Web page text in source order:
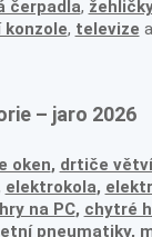
čerpadla,
konzole, televize a
– jaro 2026
oken, drtiče větví
elektrokola,
hry na PC, chytré
pneumatiky,